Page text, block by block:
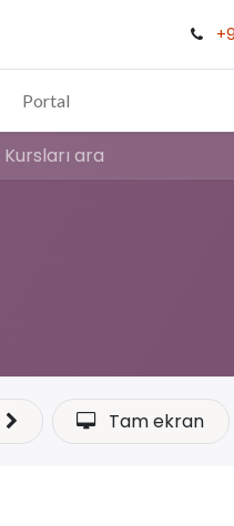
Portal
Tam ekran